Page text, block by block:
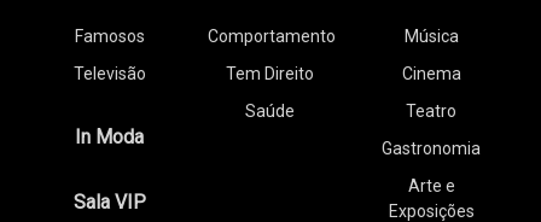
Famosos
Televisão
In Moda
Sala VIP
Comportamento
Tem Direito
Saúde
Música
Cinema
Teatro
Gastronomia
Arte e
Exposições